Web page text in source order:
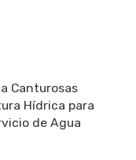
Canturosas
Hídrica para
de Agua